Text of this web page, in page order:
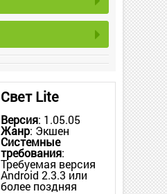
Свет Lite
Версия: 1.05.05
Жанр: Экшен
Системные
требования:
Требуемая версия
Android 2.3.3 или
более поздняя